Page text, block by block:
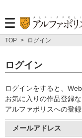
TOP > ログイン
ログイン
ログインをすると、
お気に入りの作品登録
アルファポリスへの登
メールアドレス